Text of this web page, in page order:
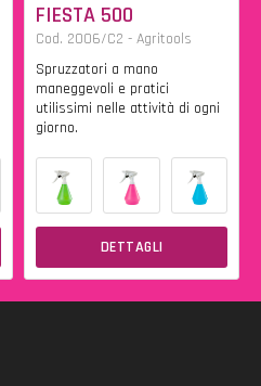
FIESTA 500
Cod. 2006/C2 - Agritools
Spruzzatori a mano
maneggevoli e pratici
utilissimi nelle attività di ogni
giorno.
DETTAGLI